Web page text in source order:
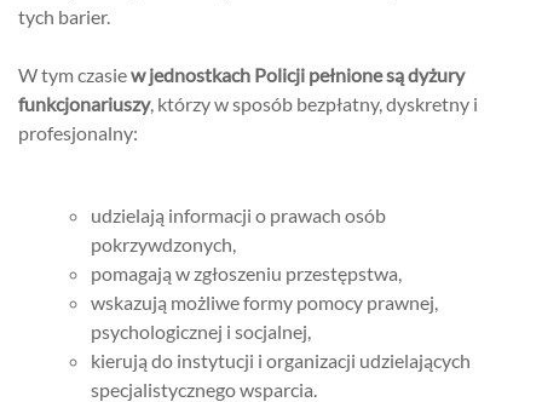
tych barier.
W tym czasiew jednostkach Policji pełnione są dyżury
funkcjonariuszy, którzy w sposób bezpłatny, dyskretny i
profesjonalny:
udzielają informacji o prawach osób
pokrzywdzonych,
pomagają w zgłoszeniu przestępstwa,
wskazują możliwe formy pomocy prawnej,
psychologicznej i socjalnej,
kierują do instytucji i organizacji udzielających
specjalistycznego wsparcia.